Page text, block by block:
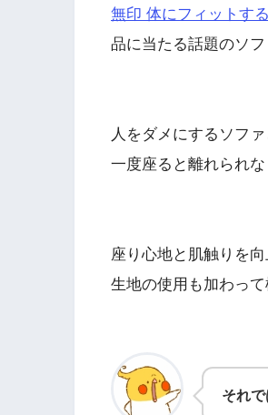
無印 体にフィットす
品に当たる話題のソフ
人をダメにするソフ
一度座ると離れられな
座り心地と肌触りを
生地の使用も加わっ
それで